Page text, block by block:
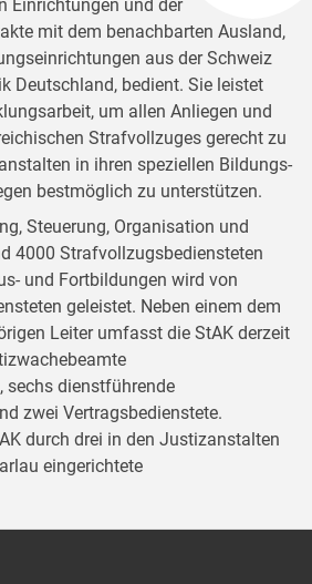
Einrichtungen und der
mit dem benachbarten Ausland,
aus der Schweiz
Deutschland, bedient. Sie leistet
um allen Anliegen und
Strafvollzuges gerecht zu
in ihren speziellen Bildungs-
bestmöglich zu unterstützen.
Steuerung, Organisation und
4000 Strafvollzugsbediensteten
und Fortbildungen wird von
geleistet. Neben einem dem
Leiter umfasst die StAK derzeit
sechs dienstführende
zwei Vertragsbedienstete.
durch drei in den Justizanstalten
eingerichtete